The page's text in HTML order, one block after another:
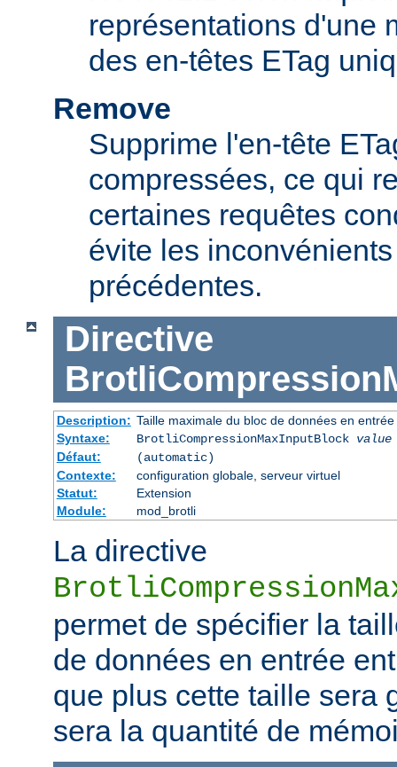
représentations d'une
des en-têtes ETag
Remove
Supprime l'en-tête
compressées, ce qui
certaines requêtes
évite les
précédentes.
Directive
Description: Taille maximale du bloc de données en entrée
Syntaxe:
BrotliCompressionMaxInputBlock value
Défaut:
(automatic)
Contexte:
configuration globale, serveur virtuel
Statut:
Extension
Module:
mod_brotli
La directive
permet de spécifier la
de données en entrée
que plus cette taille sera
sera la quantité de